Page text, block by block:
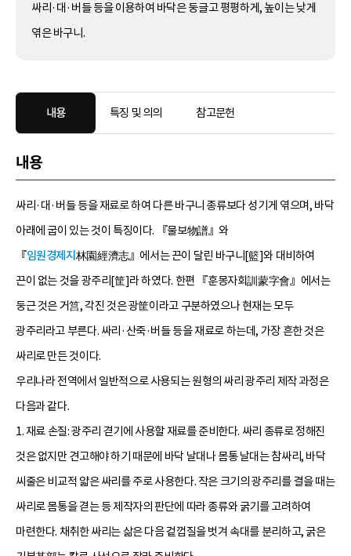
싸리·대·버들 등을 이용하여 바닥은 둥글고 평평하게, 높이는 낮게
엮은 바구니.
내용 특징 및 의의 참고문헌
내용
싸리·대·버들 등을 재료로 하여 다른 바구니 종류보다 성기게 엮으며, 바닥
아래에 굽이 있는 것이 특징이다. 『물보物譜』와
『임원경제지 林園經濟志』에서는 끈이 달린 바구니[籃]와 대비하여
끈이 없는 것을 광주리[筐]라 하였다. 한편 『훈몽자회訓蒙字會』에서는
둥근 것은 거筥, 각진 것은 광筐이라고 구분하였으나 현재는 모두
광주리라고 부른다. 싸리·산죽·버들 등을 재료로 하는데, 가장 흔한 것은
싸리로 만든 것이다.
우리나라 전역에서 일반적으로 사용되는 원형의 싸리 광주리 제작 과정은
다음과 같다.
1. 재료 손질: 광주리 겯기에 사용할 재료를 준비한다. 싸리 종류로 정해진
것은 없지만 견고해야 하기 때문에 바닥 날대나 몸통 날대는 참싸리, 바닥
씨줄은 비교적 얇은 싸리를 주로 사용한다. 작은 크기의 광주리를 결을 때는
싸리로 몸통을 겯는 등 제작자의 판단에 따라 종류와 굵기를 고려하여
마련한다. 채취한 싸리는 삶은 다음 겉껍질을 벗겨 속대를 분리하고, 굵은